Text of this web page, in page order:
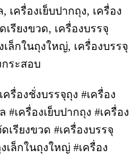
ครื่องเย็บปากถุง, เครื่อง
เรียงขวด, เครื่องบรรจุ
ล็กในถุงใหญ่, เครื่องบรรจุ
กระสอบ
รื่องชั่งบรรจุถุง #เครื่อง
เครื่องเย็บปากถุง #เครื่อง
เรียงขวด #เครื่องบรรจุ
เล็กในถุงใหญ่ #เครื่อง